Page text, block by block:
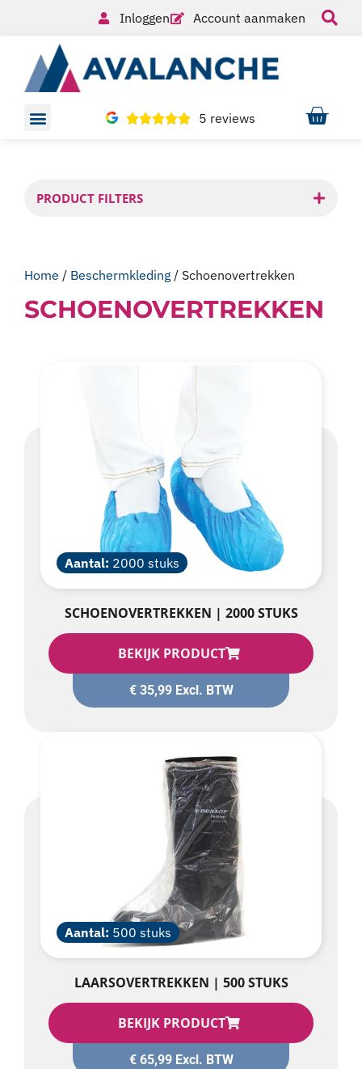
Inloggen Account aanmaken
5 reviews
PRODUCT FILTERS
Home / Beschermkleding / Schoenovertrekken
SCHOENOVERTREKKEN
Aantal: 2000 stuks
SCHOENOVERTREKKEN | 2000 STUKS
BEKIJK PRODUCT
€35,99Excl. BTW
Aantal: 500 stuks
LAARSOVERTREKKEN | 500 STUKS
BEKIJK PRODUCT
€65,99Excl. BTW